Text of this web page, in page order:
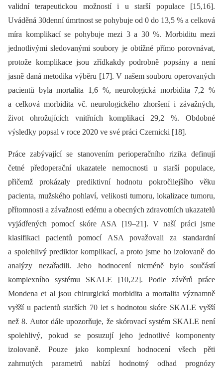
validní terapeutickou možností i u starší populace [15,16].
Uváděná 30denní úmrtnost se pohybuje od 0 do 13,5 % a celková
míra komplikací se pohybuje mezi 3 a 30 %. Morbiditu mezi
jednotlivými sledovanými soubory je obtížné přímo porovnávat,
protože komplikace jsou zřídkakdy podrobně popsány a není
jasně daná metodika výběru [17]. V našem souboru operovaných
pacientů byla mortalita 1,6 %, neurologická morbidita 7,2 %
a celková morbidita vč. neurologického zhoršení i závažných,
život ohrožujících vnitřních komplikací 29,2 %. Obdobné
výsledky popsal v roce 2020 ve své práci Czernicki [18].
Práce zabývající se stanovením perioperačního rizika definují
četné předoperační ukazatele nemocnosti u starší populace,
přičemž prokázaly prediktivní hodnotu pokročilejšího věku
pacienta, mužského pohlaví, velikosti tumoru, lokalizace tumoru,
přítomnosti a závažnosti edému a obecných zdravotních ukazatelů
vyjádřených pomocí skóre ASA [19–21]. V naší práci jsme
klasifikaci pacientů pomocí ASA považovali za standardní
a spolehlivý prediktor komplikací, a proto jsme ho izolovaně do
analýzy nezařadili. Jeho hodnocení nicméně bylo součástí
komplexního systému SKALE [10,22]. Podle závěrů práce
Mondena et al jsou chirurgická morbidita a mortalita významně
vyšší u pacientů starších 70 let s hodnotou skóre SKALE vyšší
než 8. Autor dále upozorňuje, že skórovací systém SKALE není
spolehlivý, pokud se posuzují jeho jednotlivé komponenty
izolovaně. Pouze jako komplexní hodnocení všech pěti
zahrnutých parametrů nabízí hodnotný odhad prognózy